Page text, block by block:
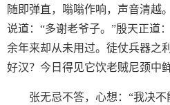
随即弹直，嗡嗡作响，声音清越
说道：“多谢老爷子。”殷天正道
余年来却从未用过。徒仗兵器之
好汉？今日得见它饮老贼尼颈中
张无忌不答，心想：“我决